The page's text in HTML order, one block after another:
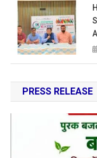
PRESS RELEASE